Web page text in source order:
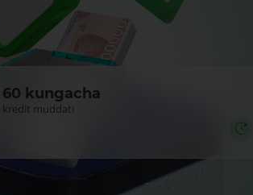
60 kungacha
kredit muddati